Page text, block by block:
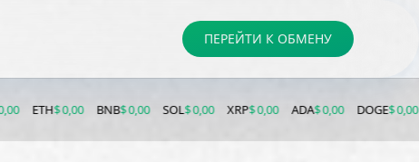
ПЕРЕЙТИ К ОБМЕНУ
BNB$ 0,00 SOL$ 0,00 XRP$ 0,00 ADA$ 0,00 DOGE$ 0,00 LTC$